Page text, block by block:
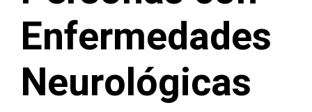
Enfermedades
Neurológicas